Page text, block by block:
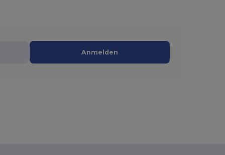
Anmelden